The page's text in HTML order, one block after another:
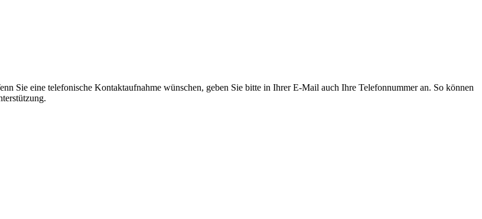
Sie eine telefonische Kontaktaufnahme wünschen, geben Sie bitte in Ihrer E-Mail auch Ihre Telefonnummer an. So können